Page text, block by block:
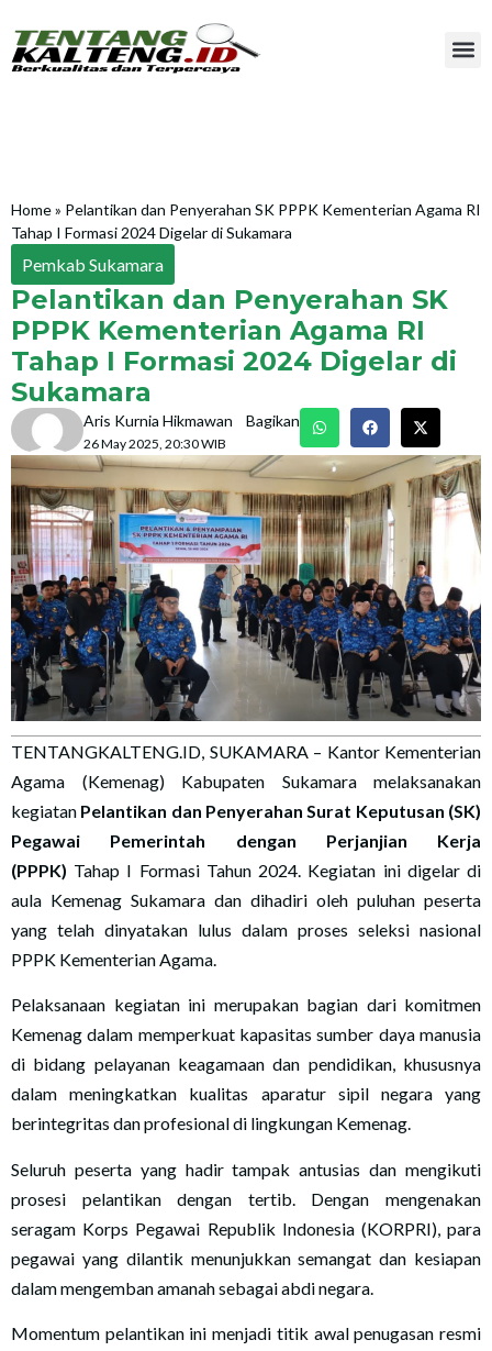
Home» Pelantikan dan Penyerahan SK PPPK Kementerian Agama RI
Tahap I Formasi 2024 Digelar di Sukamara
Pemkab Sukamara
Pelantikan dan Penyerahan SK
PPPK Kementerian Agama RI
Tahap I Formasi 2024 Digelar di
Sukamara
Aris Kurnia Hikmawan
26 May 2025, 20:30 WIB
Bagikan
TENTANGKALTENG.ID, SUKAMARA – Kantor Kementerian
Agama (Kemenag) Kabupaten Sukamara melaksanakan
kegiatan Pelantikan dan Penyerahan Surat Keputusan (SK)
Pegawai Pemerintah dengan Perjanjian Kerja
(PPPK) Tahap I Formasi Tahun 2024. Kegiatan ini digelar di
aula Kemenag Sukamara dan dihadiri oleh puluhan peserta
yang telah dinyatakan lulus dalam proses seleksi nasional
PPPK Kementerian Agama.
Pelaksanaan kegiatan ini merupakan bagian dari komitmen
Kemenag dalam memperkuat kapasitas sumber daya manusia
di bidang pelayanan keagamaan dan pendidikan, khususnya
dalam meningkatkan kualitas aparatur sipil negara yang
berintegritas dan profesional di lingkungan Kemenag.
Seluruh peserta yang hadir tampak antusias dan mengikuti
prosesi pelantikan dengan tertib. Dengan mengenakan
seragam Korps Pegawai Republik Indonesia (KORPRI), para
pegawai yang dilantik menunjukkan semangat dan kesiapan
dalam mengemban amanah sebagai abdi negara.
Momentum pelantikan ini menjadi titik awal penugasan resmi